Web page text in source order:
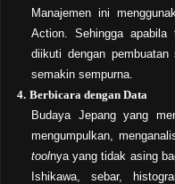
Manajemen ini
Action. Sehingga apabila
diikuti dengan
semakin sempurna.
4. Berbicara dengan Data
Budaya Jepang yang
mengumpulkan,
toolnya yang tidak asing
Ishikawa, sebar,